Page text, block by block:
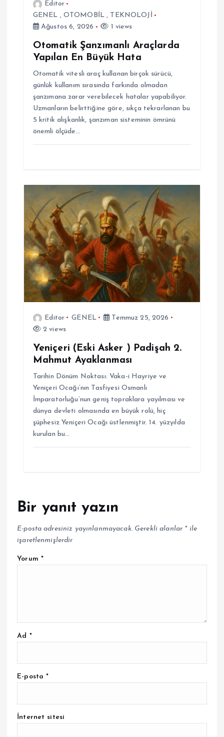
Editor
GENEL , OTOMOBİL , TEKNOLOJİ
Ağustos 6, 2026
1 views
Otomatik Şanzımanlı Araçlarda
Yapılan En Büyük Hata
Otomatik vitesli araç kullanan birçok sürücü,
günlük kullanım sırasında farkında olmadan
şanzımana zarar verebilecek hatalar yapabiliyor.
Uzmanların belirttiğine göre, sıkça tekrarlanan bu
5 kritik alışkanlık, şanzıman sisteminin ömrünü
önemli ölçüde…
Editor GENEL
Temmuz 25, 2026
2 views
Yeniçeri (Eski Asker ) Padişah 2.
Mahmut Ayaklanması
Tarihin Dönüm Noktası: Vaka-i Hayriye ve
Yeniçeri Ocağı’nın Tasfiyesi Osmanlı
İmparatorluğu’nun geniş topraklara yayılması ve
dünya devleti olmasında en büyük rolü, hiç
şüphesiz Yeniçeri Ocağı üstlenmiştir. 14. yüzyılda
kurulan bu…
Bir yanıt yazın
E-posta adresiniz yayınlanmayacak. Gerekli alanlar *ile
işaretlenmişlerdir
Yorum *
Ad *
E-posta*
İnternet sitesi